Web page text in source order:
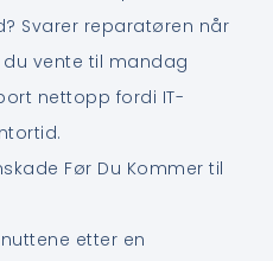
Svarer reparatøren når
vente til mandag
nettopp fordi IT-
Før Du Kommer til
etter en